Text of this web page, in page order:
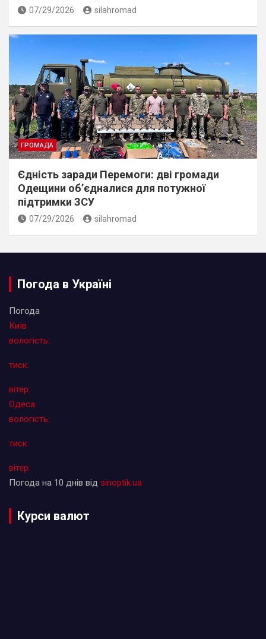
07/29/2026 silahromad
ГРОМАДА
Єдність заради Перемоги: дві громади
Одещини об’єдналися для потужної
підтримки ЗСУ
07/29/2026 silahromad
Погода в Україні
Погода
Київ
вологість:
тиск:
вітер:
Одеса
вологість:
тиск:
вітер:
Погода на 10 днів від sinoptik.ua
Курси валют